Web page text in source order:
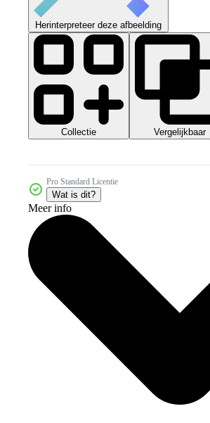
Herinterpreteer deze afbeelding
Collectie Vergelijkbaar
Pro Standard Licentie
Wat is dit?
Meer info